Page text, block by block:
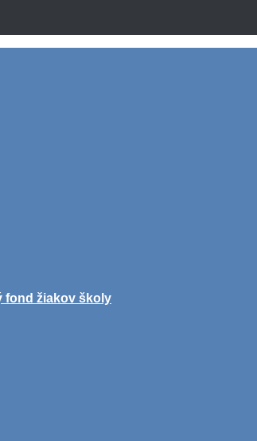
fond žiakov školy